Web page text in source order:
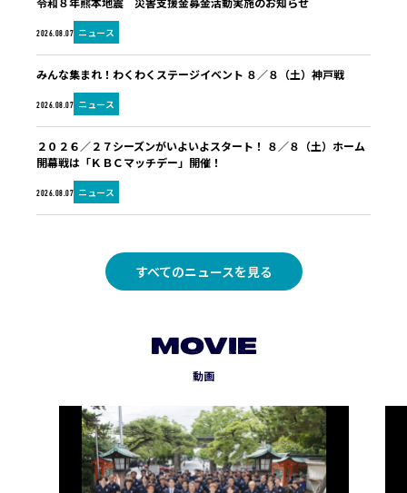
2026.08.07 ニュース
2026.08.07 ニュース
みんな集まれ！わくわくステージイベント ８／８（土）神戸戦
2026.08.07 ニュース
２０２６／２７シーズンがいよいよスタート！ ８／８（土）ホーム
開幕戦は「ＫＢＣマッチデー」開催！
すべてのニュースを見る
MOVIE
動画